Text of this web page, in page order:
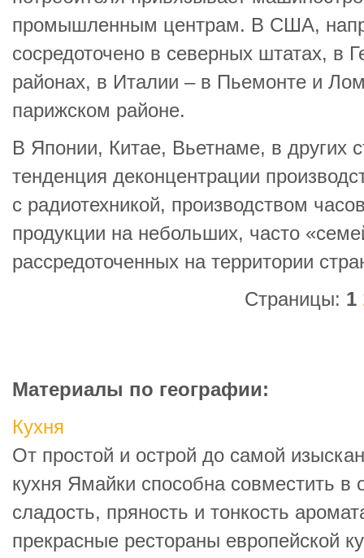
промышленным центрам. В США,
сосредоточено в северных штатах, в
районах, в Италии – в Пьемонте и
парижском районе.
В Японии, Китае, Вьетнаме, в других
тенденция деконцентрации
с радиотехникой, производством
продукции на небольших, часто
рассредоточенных на территории
Страницы: 1
Материалы по географии:
Кухня
От простой и острой до самой
кухня Ямайки способна совместить в
сладость, пряность и тонкость
прекрасные рестораны европейской